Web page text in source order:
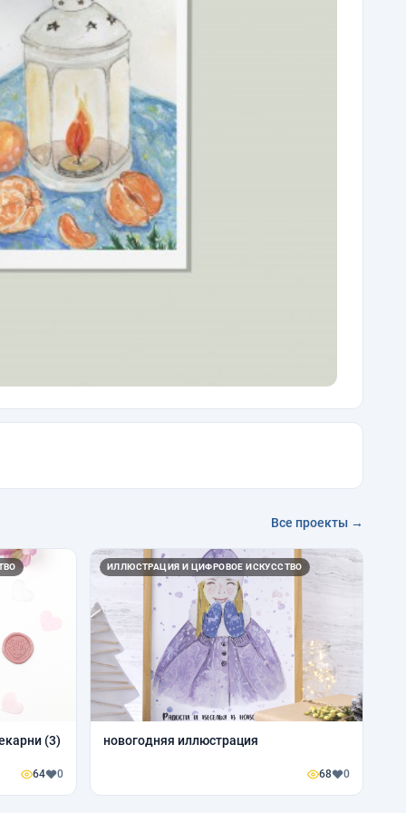
Все проекты →
(3)
64 0
ИЛЛЮСТРАЦИЯ И ЦИФРОВОЕ ИСКУССТВО
новогодняя иллюстрация
68 0